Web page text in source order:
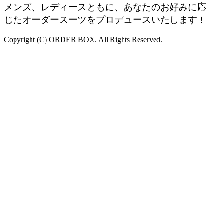
メンズ、レディースともに、あなたのお好みに応
じたオーダースーツをプロデュースいたします！
Copyright (C) ORDER BOX. All Rights Reserved.